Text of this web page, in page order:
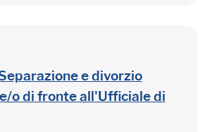
e divorzio
o di fronte all'Ufficiale di